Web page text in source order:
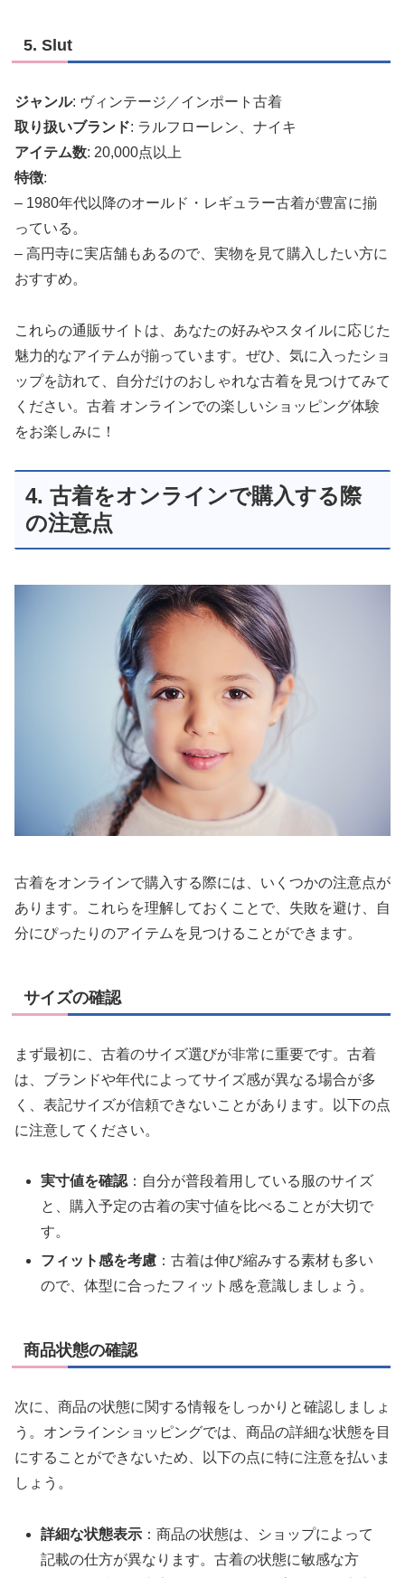
5. Slut
ジャンル: ヴィンテージ／インポート古着
取り扱いブランド: ラルフローレン、ナイキ
アイテム数: 20,000点以上
特徴:
– 1980年代以降のオールド・レギュラー古着が豊富に揃
っている。
– 高円寺に実店舗もあるので、実物を見て購入したい方に
おすすめ。
これらの通販サイトは、あなたの好みやスタイルに応じた
魅力的なアイテムが揃っています。ぜひ、気に入ったショ
ップを訪れて、自分だけのおしゃれな古着を見つけてみて
ください。古着 オンラインでの楽しいショッピング体験
をお楽しみに！
4. 古着をオンラインで購入する際
の注意点
古着をオンラインで購入する際には、いくつかの注意点が
あります。これらを理解しておくことで、失敗を避け、自
分にぴったりのアイテムを見つけることができます。
サイズの確認
まず最初に、古着のサイズ選びが非常に重要です。古着
は、ブランドや年代によってサイズ感が異なる場合が多
く、表記サイズが信頼できないことがあります。以下の点
に注意してください。
実寸値を確認：自分が普段着用している服のサイズ
と、購入予定の古着の実寸値を比べることが大切で
す。
フィット感を考慮 ：古着は伸び縮みする素材も多い
ので、体型に合ったフィット感を意識しましょう。
商品状態の確認
次に、商品の状態に関する情報をしっかりと確認しましょ
う。オンラインショッピングでは、商品の詳細な状態を目
にすることができないため、以下の点に特に注意を払いま
しょう。
詳細な状態表示 ：商品の状態は、ショップによって
記載の仕方が異なります。古着の状態に敏感な方